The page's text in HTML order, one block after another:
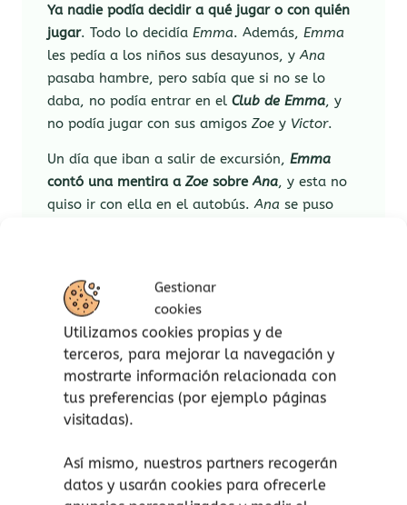
Gestionar
cookies
Utilizamos cookies propias y de
terceros, para mejorar la navegación y
mostrarte información relacionada con
tus preferencias (por ejemplo páginas
visitadas).
Así mismo, nuestros partners recogerán
datos y usarán cookies para ofrecerle
Ya nadie podía decidir a qué jugar o con quién
jugar. Todo lo decidíaEmma. Además,Emma
les pedía a los niños sus desayunos, yAna
pasaba hambre, pero sabía que si no se lo
daba, no podía entrar en elClub de Emma, y
no podía jugar con sus amigosZoe y Victor.
Un día que iban a salir de excursión,Emma
contó una mentira aZoe sobreAna, y esta no
quiso ir con ella en el autobús.Ana se puso
todos que se dieran cuenta de lo mal que
actuaba
, pero no se atrevía.
Por suerte, una de las veces queEmmaquiso
burlarse deAna,Zoesalió en su defensa. Le
dio igual queEmma la amenazara con
marginarla. Y vuelve a hacer lo mismo al día
margina a las dos, pero ellas se sienten más
fuertes juntas, y cuandoEmmase acerca en el